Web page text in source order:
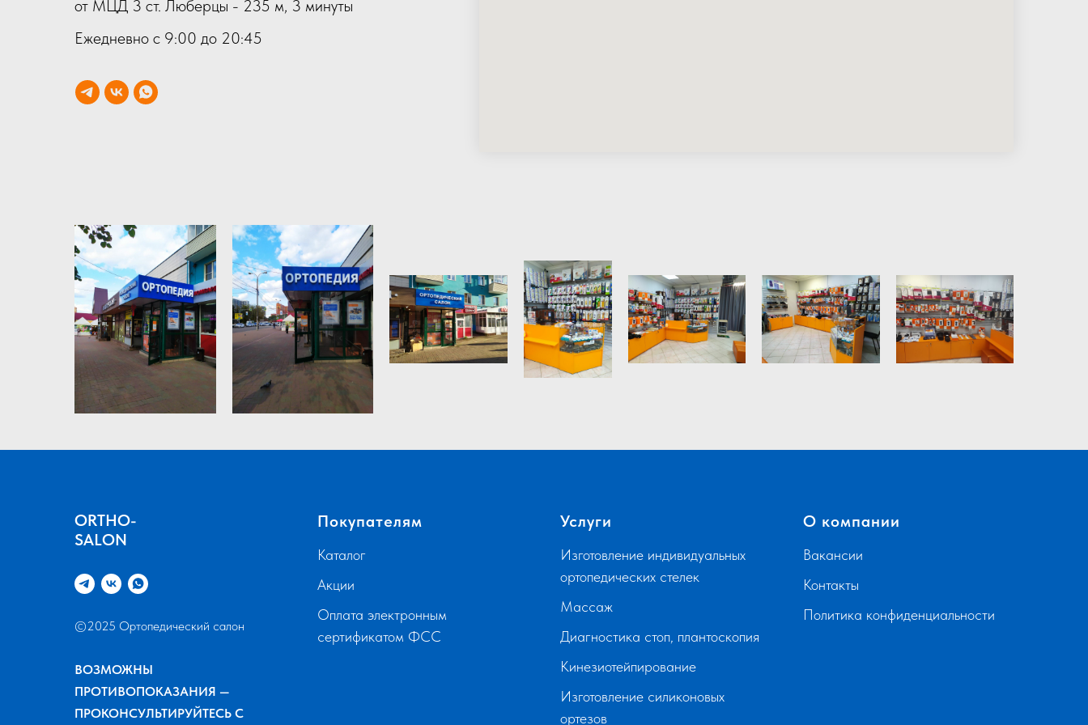
от МЦД 3 ст. Люберцы - 235 м, 3 минуты
Ежедневно с 9:00 до 20:45
ORTHO-
SALON
©2025 Ортопедический салон
ВОЗМОЖНЫ
ПРОТИВОПОКАЗАНИЯ —
ПРОКОНСУЛЬТИРУЙТЕСЬ С
Покупателям
Каталог
Акции
Оплата электронным
сертификатом ФСС
Услуги
Изготовление индивидуальных
ортопедических стелек
Массаж
Диагностика стоп, плантоскопия
Кинезиотейпирование
Изготовление силиконовых
ортезов
О компании
Вакансии
Контакты
Политика конфиденциальности